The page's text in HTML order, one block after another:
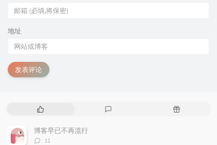
地址
发表评论
热
文
章
随
博客早已不再流行
评
11